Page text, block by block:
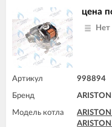
цена
Нет
Артикул 998894
Бренд ARISTON
Модель котла
ARISTON